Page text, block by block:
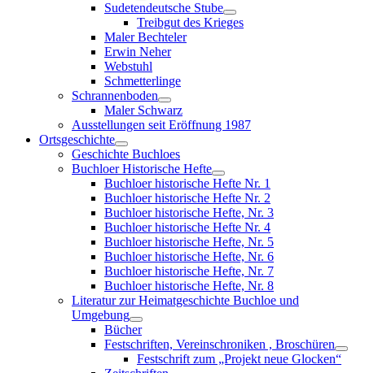
Show
sub
menu
Sudetendeutsche Stube
Show
sub
Treibgut des Krieges
Maler Bechteler
Erwin Neher
Webstuhl
Schmetterlinge
Schrannenboden
Show
sub
menu
Maler Schwarz
Ausstellungen seit Eröffnung 1987
Ortsgeschichte
Show
sub
menu
Geschichte Buchloes
Buchloer Historische Hefte
Show
sub
menu
Buchloer historische Hefte Nr. 1
Buchloer historische Hefte Nr. 2
Buchloer historische Hefte, Nr. 3
Buchloer historische Hefte Nr. 4
Buchloer historische Hefte, Nr. 5
Buchloer historische Hefte, Nr. 6
Buchloer historische Hefte, Nr. 7
Buchloer historische Hefte, Nr. 8
Literatur zur Heimatgeschichte Buchloe und
Umgebung
Show
sub
menu
Bücher
Festschriften, Vereinschroniken , Broschüren
sub
Festschrift zum „Projekt neue Glocken“